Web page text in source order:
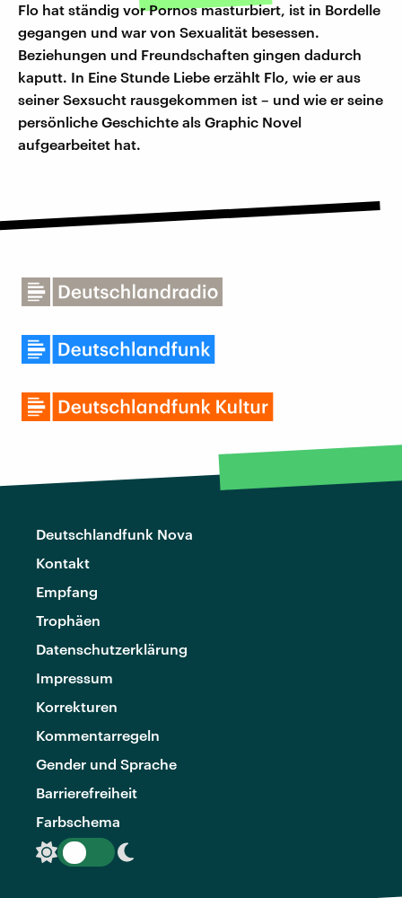
Flo hat ständig vor Pornos masturbiert, ist in Bordelle
gegangen und war von Sexualität besessen.
Beziehungen und Freundschaften gingen dadurch
kaputt. In Eine Stunde Liebe erzählt Flo, wie er aus
seiner Sexsucht rausgekommen ist – und wie er seine
persönliche Geschichte als Graphic Novel
aufgearbeitet hat.
Deutschlandfunk Nova
Kontakt
Empfang
Trophäen
Datenschutzerklärung
Impressum
Korrekturen
Kommentarregeln
Gender und Sprache
Barrierefreiheit
Farbschema